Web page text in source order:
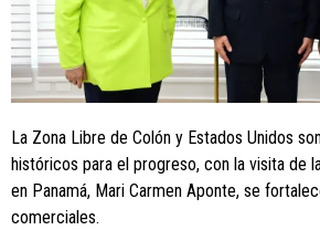
La Zona Libre de Colón y Estados Unidos
históricos para el progreso, con la visita de
en Panamá, Mari Carmen Aponte, se
comerciales.